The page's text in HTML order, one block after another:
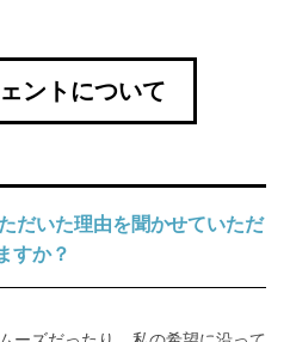
ントについて
だいた理由を聞かせていただ
すか？